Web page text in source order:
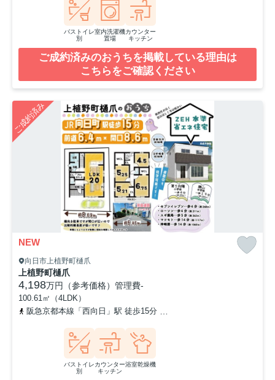
バストイレ
別
室内洗濯機
置場
カウンター
キッチン
ご成約済みのおうちを掲載している理由は
こちらをご確認ください
ご成約済み
NEW
向日市上植野町樋爪
上植野町樋爪
4,198万円（参考価格） 管理費-
100.61㎡（4LDK）
阪急京都本線「西向日」駅 徒歩15分
バストイレ
別
カウンター
キッチン
浴室乾燥機